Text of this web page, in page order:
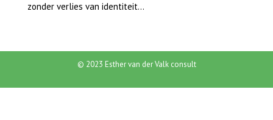
zonder verlies van identiteit…
© 2023 Esther van der Valk consult